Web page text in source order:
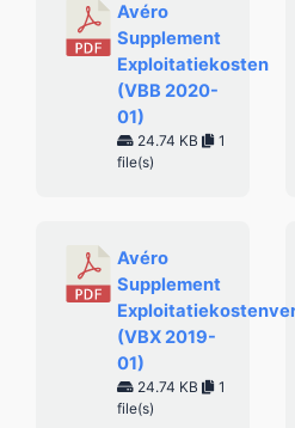
Avéro
Supplement
Exploitatiekosten
(VBB 2020-
01)
24.74 KB
1
file(s)
Avéro
Supplement
(VBX 2019-
01)
24.74 KB
1
file(s)